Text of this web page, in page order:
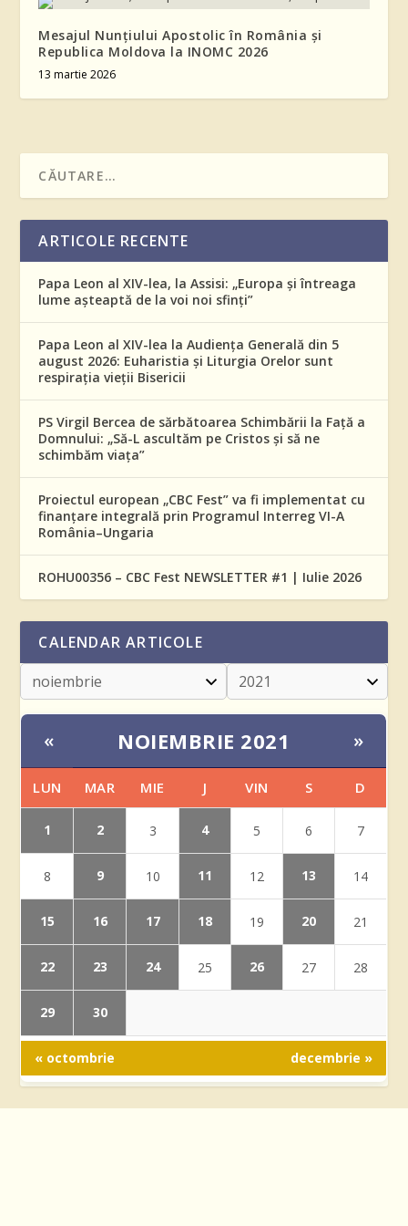
Mesajul Nunțiului Apostolic în România și
Republica Moldova la INOMC 2026
13 martie 2026
ARTICOLE RECENTE
Papa Leon al XIV-lea, la Assisi: „Europa și întreaga
lume așteaptă de la voi noi sfinți”
Papa Leon al XIV-lea la Audiența Generală din 5
august 2026: Euharistia și Liturgia Orelor sunt
respirația vieții Bisericii
PS Virgil Bercea de sărbătoarea Schimbării la Față a
Domnului: „Să-L ascultăm pe Cristos și să ne
schimbăm viața”
Proiectul european „CBC Fest” va fi implementat cu
finanțare integrală prin Programul Interreg VI-A
România–Ungaria
ROHU00356 – CBC Fest NEWSLETTER #1 | Iulie 2026
CALENDAR ARTICOLE
« NOIEMBRIE 2021 »
LUN MAR MIE J VIN S D
1 2 3 4 5 6 7
8 9 10 11 12 13 14
15 16 17 18 19 20 21
22 23 24 25 26 27 28
29 30
« octombrie decembrie »